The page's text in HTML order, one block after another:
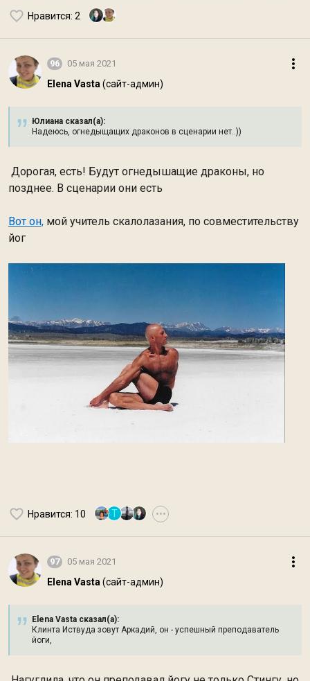
Нравится: 2
96 05 мая 2021
Elena Vasta (сайт-админ)
Юлиана сказал(а):
Надеюсь, огнедыщащих драконов в сценарии нет..))
Дорогая, есть! Будут огнедышащие драконы, но
позднее. В сценарии они есть
Вот он, мой учитель скалолазания, по совместительству
йог
Нравится: 10 Т •••
97 05 мая 2021
Elena Vasta (сайт-админ)
Elena Vasta сказал(а):
Клинта Иствуда зовут Аркадий, он - успешный преподаватель
йоги,